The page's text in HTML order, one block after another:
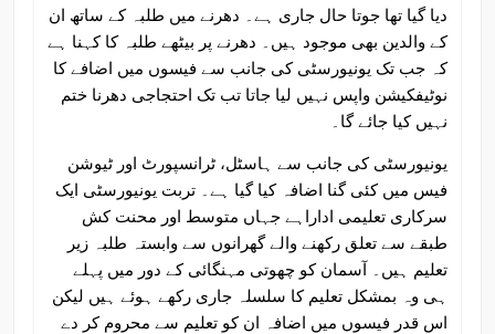
دیا گیا تھا جوتا حال جاری ہے۔ دھرنے میں طلبہ کے ساتھ ان
کے والدین بھی موجود ہیں۔ دھرنے پر بیٹھے طلبہ کا کہنا ہے
کہ جب تک یونیورسٹی کی جانب سے فیسوں میں اضافے کا
نوٹیفکیشن واپس نہیں لیا جاتا تب تک احتجاجی دھرنا ختم
نہیں کیا جائے گا۔
یونیورسٹی کی جانب سے ہاسٹل، ٹرانسپورٹ اور ٹیوشن
فیس میں کئی گنا اضافہ کیا گیا ہے۔ تربت یونیورسٹی ایک
سرکاری تعلیمی اداراہے جہاں متوسط اور محنت کش
طبقے سے تعلق رکھنے والے گھرانوں سے وابستہ طلبہ زیر
تعلیم ہیں۔ آسمان کو چھوتی مہنگائی کے دور میں پہلے
ہی وہ بمشکل تعلیم کا سلسلہ جاری رکھے ہوئے ہیں لیکن
اس قدر فیسوں میں اضافہ ان کو تعلیم سے محروم کر دے